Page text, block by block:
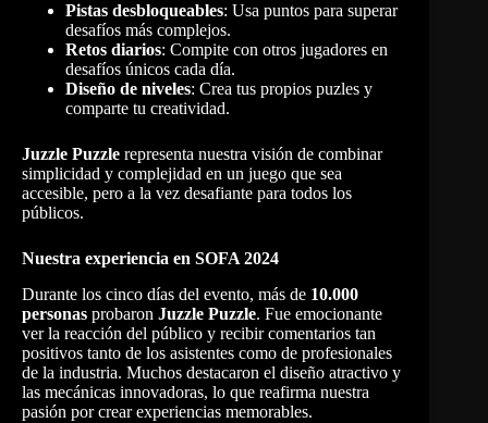
Pistas desbloqueables: Usa puntos para superar
desafíos más complejos.
Retos diarios: Compite con otros jugadores en
desafíos únicos cada día.
Diseño de niveles: Crea tus propios puzles y
comparte tu creatividad.
Juzzle Puzzle representa nuestra visión de combinar
simplicidad y complejidad en un juego que sea
accesible, pero a la vez desafiante para todos los
públicos.
Nuestra experiencia en SOFA 2024
Durante los cinco días del evento, más de 10.000
personas probaron Juzzle Puzzle. Fue emocionante
ver la reacción del público y recibir comentarios tan
positivos tanto de los asistentes como de profesionales
de la industria. Muchos destacaron el diseño atractivo y
las mecánicas innovadoras, lo que reafirma nuestra
pasión por crear experiencias memorables.